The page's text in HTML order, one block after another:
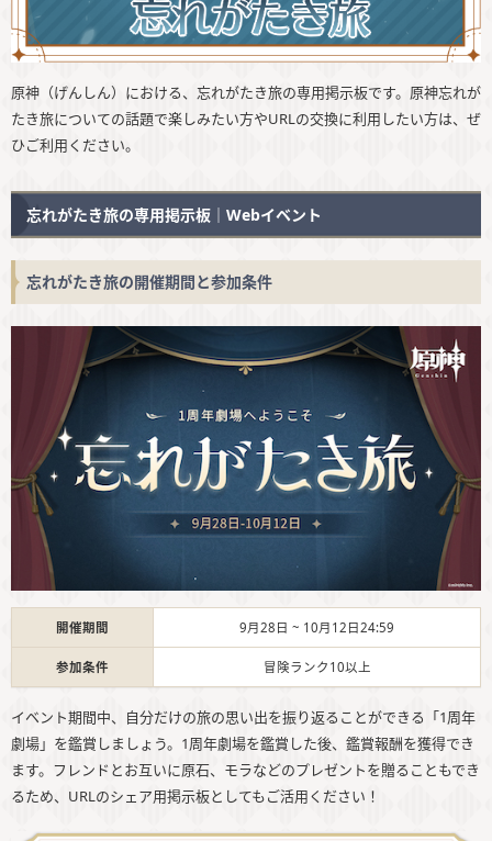
原神（げんしん）における、忘れがたき旅の専用掲示板です。原神忘れが
たき旅についての話題で楽しみたい方やURLの交換に利用したい方は、ぜ
ひご利用ください。
忘れがたき旅の専用掲示板｜Webイベント
忘れがたき旅の開催期間と参加条件
開催期間 9月28日 ~ 10月12日24:59
参加条件 冒険ランク10以上
イベント期間中、自分だけの旅の思い出を振り返ることができる「1周年
劇場」を鑑賞しましょう。1周年劇場を鑑賞した後、鑑賞報酬を獲得でき
ます。フレンドとお互いに原石、モラなどのプレゼントを贈ることもでき
るため、URLのシェア用掲示板としてもご活用ください！